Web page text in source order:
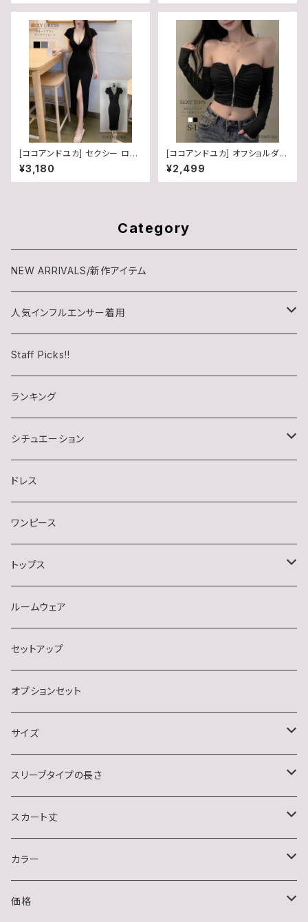
6
[ココアンドユカ] セクシー ロン
グ ワンピース タイト Vネック 半
袖 胸あき カジュアル スリット
¥3,180
[ココアンドユカ] オフショルダー
前開き チャック タイト 肩出し ノ
ースリーブ 長袖 トップス フロン
トジップ クロップド 丈 ショート
¥2,499
Category
NEW ARRIVALS/新作アイテム
人気インフルエンサー着用
チロル(chiroru)さん
らいむたそさん
Staff Picks!!
ランキング
シチュエーション
キャバクラ
クラブ・ラウンジ
スナック
デート・同伴・アフター
ナイトクラブ
結婚式・二次会・フォーマル
イベント(クリスマス・ハロウィン)
おうちデート
ドレス
ワンピース
トップス
半袖
長袖
ノースリーブ
ルームウェア
セットアップ
オプションセット
サイズ
S
M
L
XL
スリーブタイプの長さ
ノースリーブ
半袖
長袖
スカート丈
ミニ
ミディアム
カラー
ブラック系
価格